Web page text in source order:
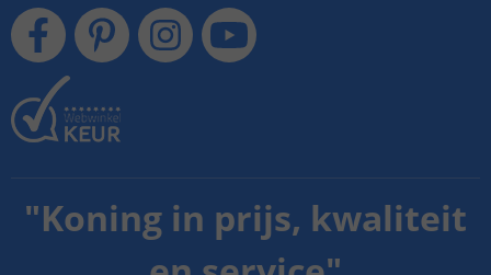
"Koning in prijs, kwaliteit